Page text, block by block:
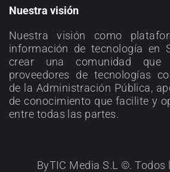
Nuestra visión
Nuestra visión como
información de tecnología en
crear una comunidad
proveedores de tecnologías
de la Administración Pública,
de conocimiento que facilite y
entre todas las partes.
ByTIC Media S.L ©. Todos